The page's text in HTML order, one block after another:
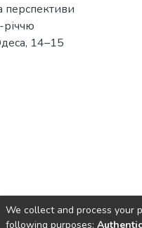
перспективи
14–15
We collect and process your
following purposes: